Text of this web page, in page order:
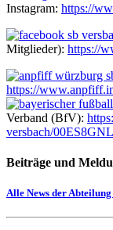
Instagram: https://
Mitglieder): https://
https://
Verband (BfV):
versbach/
Beiträge und
Alle News der